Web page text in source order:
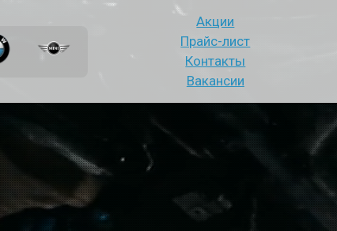
Акции
Прайс-лист
Контакты
Вакансии